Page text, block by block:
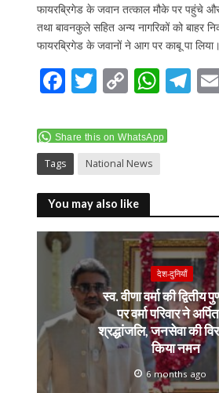
फायरब्रिगेड के जवान तत्काल मौके पर पहुंचे
तथा बावनकुले सहित अन्य नागरिकों को बाहर
फायरब्रिगेड के जवानों ने आग पर काबू पा लिया।
F
e
b
o
o
k
T
itt
er
C
p
y
Li
n
k
W
at
s
A
p
T
Share this on WhatsApp
Tags National News
You may also like
देश-दुनियाँ
स्व. वीणा वर्मा की द्वितीय
पर वर्मा परिवार ने
श्रद्धांजलि, जनसेवा की
किया नमन
6 months ago